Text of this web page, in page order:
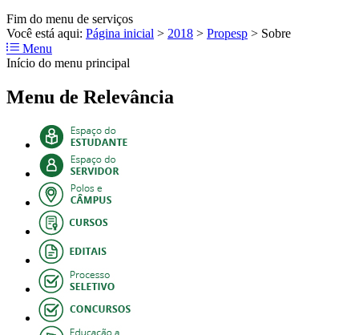
Fim do menu de serviços
Você está aqui: Página inicial > 2018 > Propesp > Sobre
Menu
Início do menu principal
Menu de Relevância